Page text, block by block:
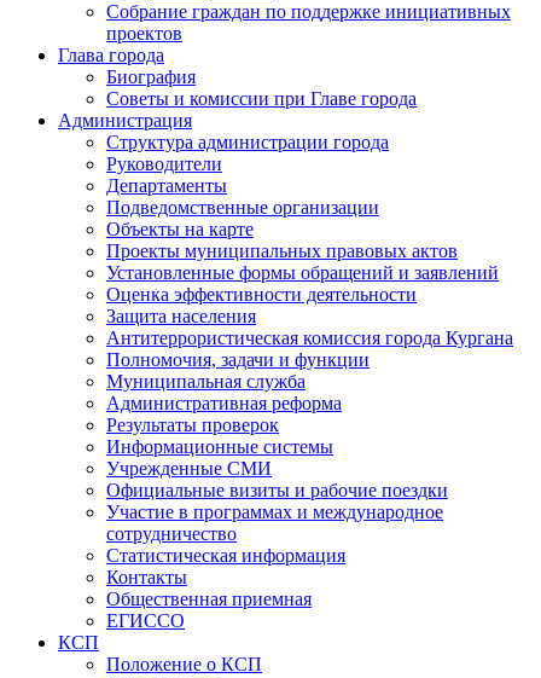
Собрание граждан по поддержке инициативных
проектов
Глава города
Биография
Советы и комиссии при Главе города
Администрация
Структура администрации города
Руководители
Департаменты
Подведомственные организации
Объекты на карте
Проекты муниципальных правовых актов
Установленные формы обращений и заявлений
Оценка эффективности деятельности
Защита населения
Антитеррористическая комиссия города Кургана
Полномочия, задачи и функции
Муниципальная служба
Административная реформа
Результаты проверок
Информационные системы
Учрежденные СМИ
Официальные визиты и рабочие поездки
Участие в программах и международное
сотрудничество
Статистическая информация
Контакты
Общественная приемная
ЕГИССО
КСП
Положение о КСП